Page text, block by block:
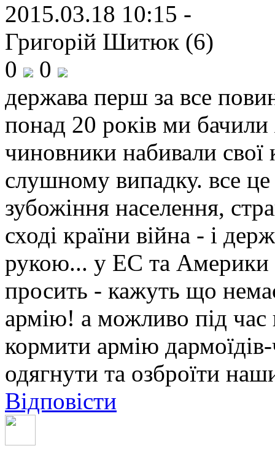
2015.03.18 10:15 -
Григорій Шитюк (6)
0
0
держава перш за все
понад 20 років ми бачили
чиновники набивали
слушному випадку. все
зубожіння населення,
сході країни війна - і
рукою... у ЕС та Америки
просить - кажуть що
армію! а можливо під час
кормити армію
одягнути та озброїти
Відповісти